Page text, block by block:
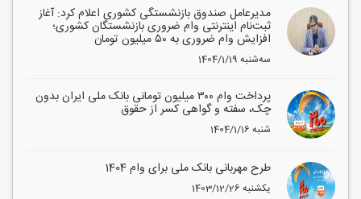
مدیرعامل صندوق بازنشستگی کشوری اعلام کرد: آغاز
ثبت‌نام اینترنتی وام ضروری بازنشستگان کشوری؛
افزایش وام ضروری به ۵۰ میلیون تومان
1404/1/19 سه‌شنبه
پرداخت وام ۳۰۰ میلیون تومانی بانک ملی ایران بدون
چک، سفته و گواهی کسر از حقوق
1404/1/16 شنبه
طرح مهربانی بانک ملی برای وام 1404
1403/12/26 یکشنبه